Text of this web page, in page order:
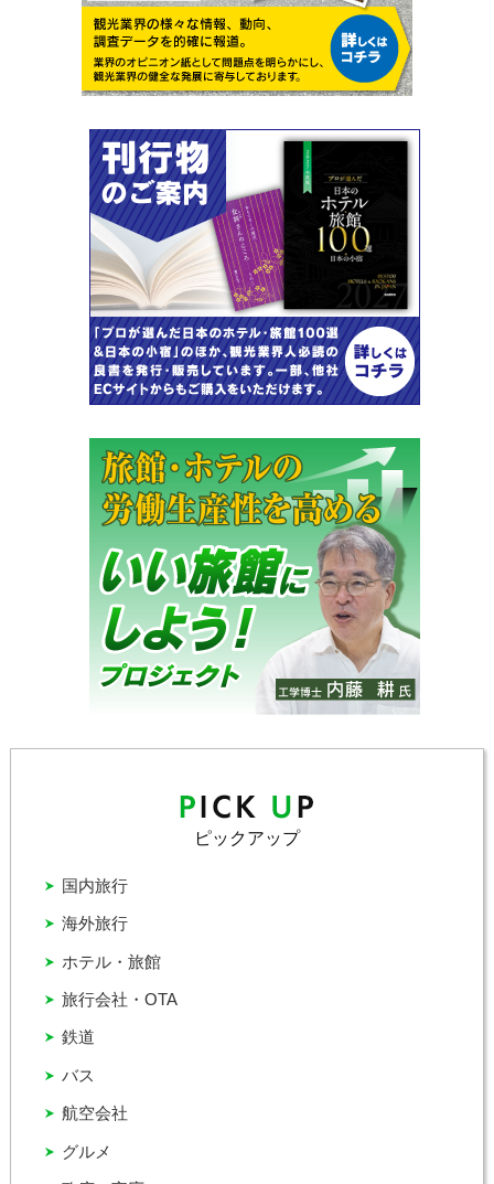
ピックアップ
グルメ
バス
ホテル・旅館
国内旅行
旅行会社・OTA
海外旅行
航空会社
鉄道